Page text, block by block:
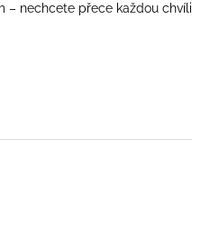
– nechcete přece každou chvíli